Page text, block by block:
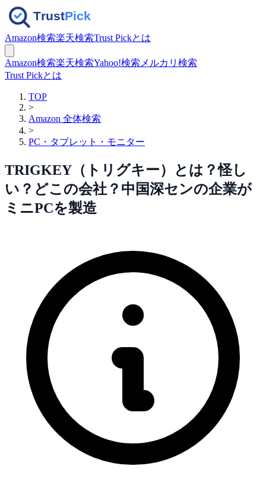
Amazon検索楽天検索Trust Pickとは
Amazon検索楽天検索Yahoo!検索 メルカリ検索
Trust Pickとは
TOP
>
Amazon 全体検索
>
PC・タブレット・モニター
TRIGKEY（トリグキー）とは？怪し
い？どこの会社？中国深センの企業が
ミニPCを製造